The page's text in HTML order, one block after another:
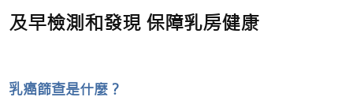
及早檢測和發現 保障乳房健康
乳癌篩查是什麼？